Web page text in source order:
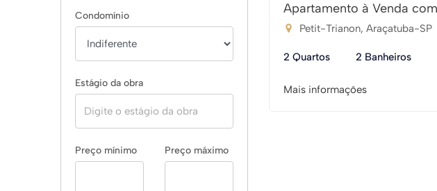
Condomínio
Estágio da obra
Preço mínimo Preço máximo
Apartamento à Venda
Petit-Trianon, Araçatuba-SP
2 Quartos 2 Banheiros
Mais informações